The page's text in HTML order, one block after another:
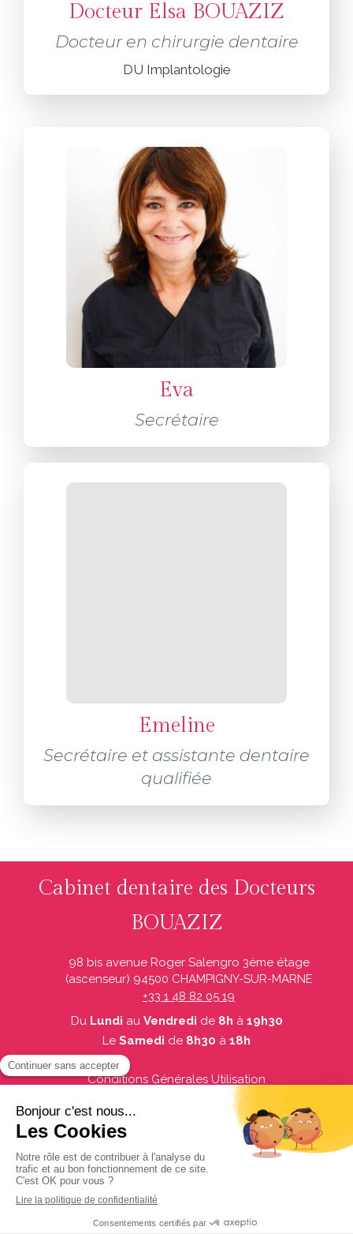
Docteur Elsa BOUAZIZ
Docteur en chirurgie dentaire
DU Implantologie
Eva
Secrétaire
Emeline
Secrétaire et assistante dentaire
qualifiée
Cabinet dentaire des Docteurs
BOUAZIZ
98 bis avenue Roger Salengro 3ème étage
(ascenseur) 94500 CHAMPIGNY-SUR-MARNE
+33 1 48 82 05 19
Du Lundi au Vendredi de 8h à 19h30
Le Samedi de 8h30 à 18h
Conditions Générales Utilisation
Politique de confidentialité et charte cookie
Ordre national
Annuaires chirurgiens dentistes